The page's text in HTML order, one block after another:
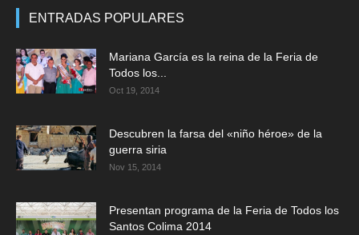
ENTRADAS POPULARES
Mariana García es la reina de la Feria de
Todos los...
Oct 19, 2014
Descubren la farsa del «niño héroe» de la
guerra siria
Nov 15, 2014
Presentan programa de la Feria de Todos los
Santos Colima 2014